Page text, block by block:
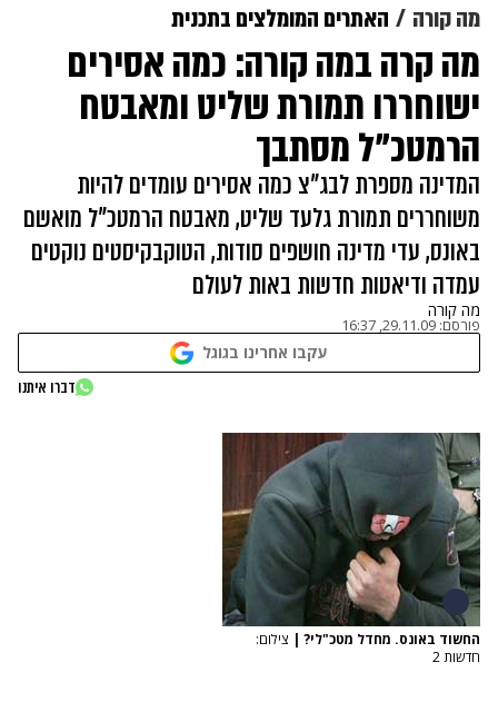
מה קורה האתרים המומלצים בתכנית
מה קרה במה קורה: כמה אסירים
ישוחררו תמורת שליט ומאבטח
הרמטכ"ל מסתבך
המדינה מספרת לבג"צ כמה אסירים עומדים להיות
משוחררים תמורת גלעד שליט, מאבטח הרמטכ"ל מואשם
באונס, עדי מדינה חושפים סודות, הטוקבקיסטים נוקטים
עמדה ודיאטות חדשות באות לעולם
מה קורה
פורסם: 29.11.09, 16:37
עקבו אחרינו בגוגל
דברו איתנו
החשוד באונס. מחדל מטכ"לי? | צילום:
חדשות 2